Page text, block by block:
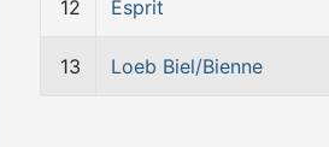
12 Esprit
13 Loeb Biel/Bienne